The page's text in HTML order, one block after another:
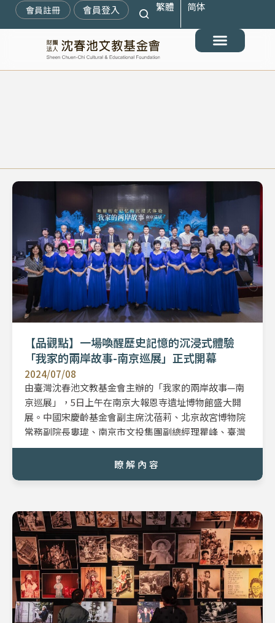
會員註冊 會員登入 繁體 简体
【品觀點】一場喚醒歷史記憶的沉浸式體驗
「我家的兩岸故事-南京巡展」正式開幕
2024/07/08
由臺灣沈春池文教基金會主辦的「我家的兩岸故事—南
京巡展」，5日上午在南京大報恩寺遺址博物館盛大開
展。中國宋慶齡基金會副主席沈蓓莉、北京故宮博物院
常務副院長婁瑋、南京市文投集團副總經理瞿峰、臺灣
中華文化推廣協會理事長趙怡、臺灣沈春池文教基金會
董事長沈慶京、兩岸知名媒體人黃智賢等人皆致詞祝
瞭解內容